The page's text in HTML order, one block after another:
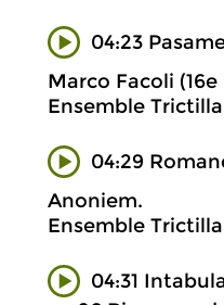
04:23
Marco Facoli (16e
Ensemble
04:29
Anoniem.
Ensemble
04:31